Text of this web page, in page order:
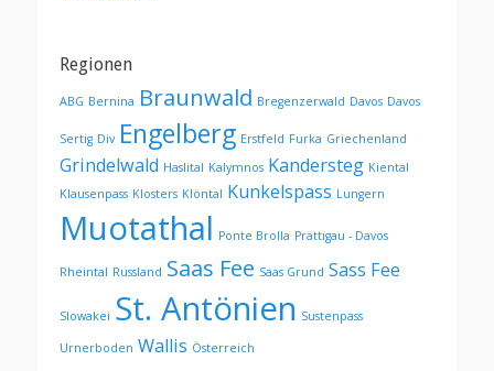
Regionen
ABG Bernina Braunwald Bregenzerwald Davos Davos
Sertig Div Engelberg Erstfeld Furka Griechenland
Grindelwald Haslital Kalymnos Kandersteg Kiental
Klausenpass Klosters Klöntal Kunkelspass Lungern
Muotathal Ponte Brolla Prättigau - Davos
Rheintal Russland Saas Fee Saas Grund Sass Fee
Slowakei St. Antönien Sustenpass
Urnerboden Wallis Österreich